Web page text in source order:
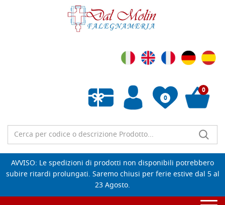
0
Wishlist vuota
0
AVVISO: Le spedizioni di prodotti non disponibili potrebbero
subire ritardi prolungati. Saremo chiusi per ferie estive dal 5 al
23 Agosto.